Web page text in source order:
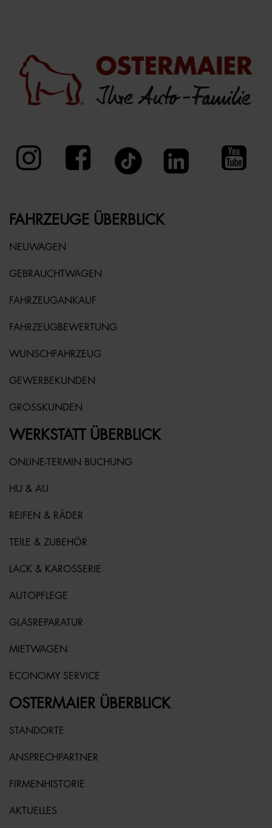
FAHRZEUGE ÜBERBLICK
NEUWAGEN
GEBRAUCHTWAGEN
FAHRZEUGANKAUF
FAHRZEUGBEWERTUNG
WUNSCHFAHRZEUG
GEWERBEKUNDEN
GROSSKUNDEN
WERKSTATT ÜBERBLICK
ONLINE-TERMIN BUCHUNG
HU & AU
REIFEN & RÄDER
TEILE & ZUBEHÖR
LACK & KAROSSERIE
AUTOPFLEGE
GLASREPARATUR
MIETWAGEN
ECONOMY SERVICE
OSTERMAIER ÜBERBLICK
STANDORTE
ANSPRECHPARTNER
FIRMENHISTORIE
AKTUELLES